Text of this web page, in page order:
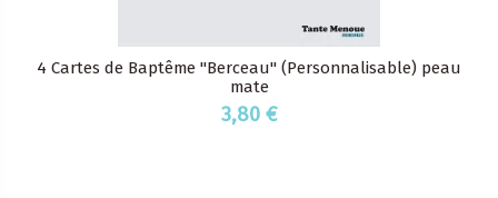
4 Cartes de Baptême "Berceau" (Personnalisable) peau
mate
3,80 €